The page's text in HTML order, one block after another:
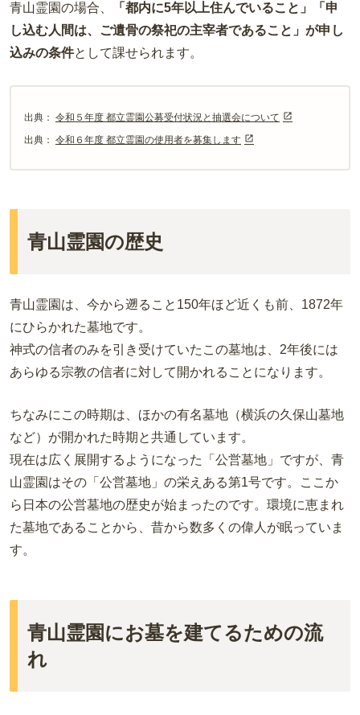
青山霊園の場合、
「都内に5年以上住んでいること」「申
し込む人間は、ご遺骨の祭祀の主宰者であること」が申し
込みの条件として課せられます。
出典： 令和５年度 都立霊園公募受付状況と抽選会について
出典： 令和６年度 都立霊園の使用者を募集します
青山霊園の歴史
青山霊園は、今から遡ること150年ほど近くも前、1872年
にひらかれた墓地です。
神式の信者のみを引き受けていたこの墓地は、2年後には
あらゆる宗教の信者に対して開かれることになります。
ちなみにこの時期は、ほかの有名墓地（横浜の久保山墓地
など）が開かれた時期と共通しています。
現在は広く展開するようになった「公営墓地」ですが、青
山霊園はその「公営墓地」の栄えある第1号です。ここか
ら日本の公営墓地の歴史が始まったのです。環境に恵まれ
た墓地であることから、昔から数多くの偉人が眠っていま
す。
青山霊園にお墓を建てるための流
れ